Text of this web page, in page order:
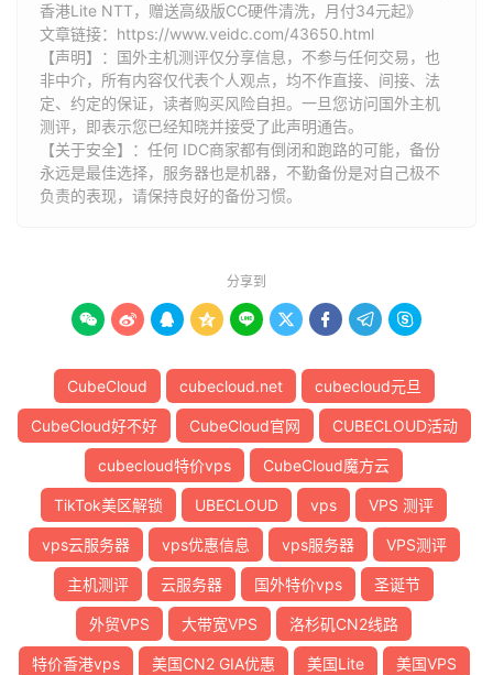
香港Lite NTT，赠送高级版CC硬件清洗，月付34元起》
文章链接： https://www.veidc.com/43650.html
【声明】：国外主机测评仅分享信息，不参与任何交易，也
非中介，所有内容仅代表个人观点，均不作直接、间接、法
定、约定的保证，读者购买风险自担。一旦您访问国外主机
测评，即表示您已经知晓并接受了此声明通告。
【关于安全】：任何 IDC商家都有倒闭和跑路的可能，备份
永远是最佳选择，服务器也是机器，不勤备份是对自己极不
负责的表现，请保持良好的备份习惯。
分享到
        
CubeCloud cubecloud.net cubecloud元旦
CubeCloud好不好 CubeCloud官网 CUBECLOUD活动
cubecloud特价vps CubeCloud魔方云
TikTok美区解锁 UBECLOUD vps VPS 测评
vps云服务器 vps优惠信息 vps服务器 VPS测评
主机测评 云服务器 国外特价vps 圣诞节
外贸VPS 大带宽VPS 洛杉矶CN2线路
特价香港vps 美国CN2 GIA优惠 美国Lite 美国VPS